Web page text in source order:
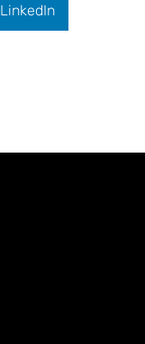
LinkedIn